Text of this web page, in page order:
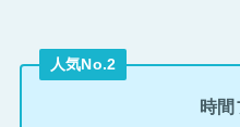
人気No.2
時